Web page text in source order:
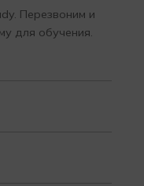
Перезвоним и
для обучения.